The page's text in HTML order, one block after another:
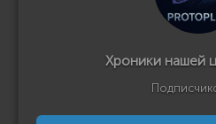
Хроники нашей